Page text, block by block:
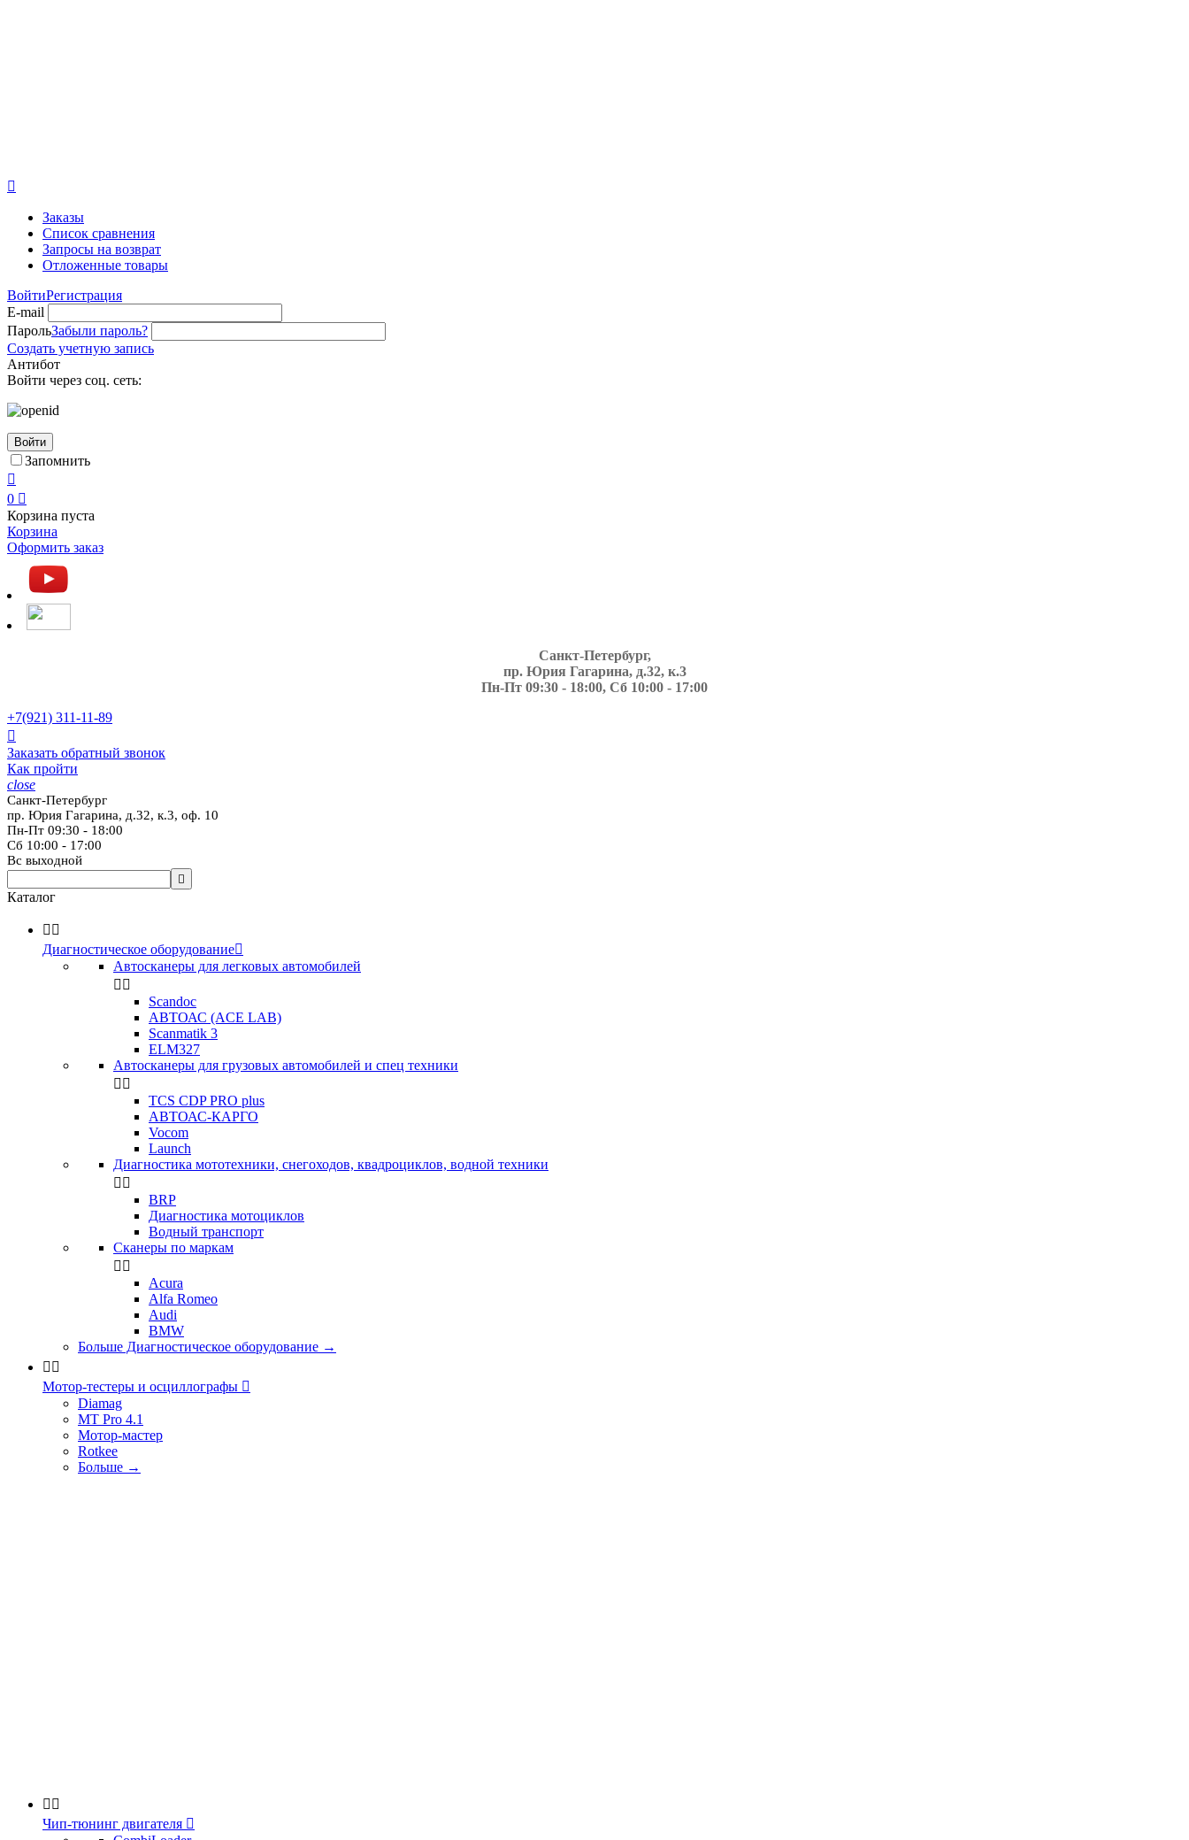

Заказы
Список сравнения
Запросы на возврат
Отложенные товары
ВойтиРегистрация
E-mail
ПарольЗабыли пароль?
Создать учетную запись
Антибот
Войти через соц. сеть:
Войти
Запомнить

0 
Корзина пуста
Корзина
Оформить заказ
Санкт-Петербург,
пр. Юрия Гагарина, д.32, к.3
Пн-Пт 09:30 - 18:00, Сб 10:00 - 17:00
+7(921) 311-11-89

Заказать обратный звонок
Как пройти
close
Санкт-Петербург
пр. Юрия Гагарина, д.32, к.3, оф. 10
Пн-Пт 09:30 - 18:00
Сб 10:00 - 17:00
Вс выходной

Каталог
 
Диагностическое оборудование
Автосканеры для легковых автомобилей
 
Scandoc
АВТОАС (ACE LAB)
Scanmatik 3
ELM327
Автосканеры для грузовых автомобилей и спец техники
 
TCS CDP PRO plus
АВТОАС-КАРГО
Vocom
Launch
Диагностика мототехники, снегоходов, квадроциклов, водной техники
 
BRP
Диагностика мотоциклов
Водный транспорт
Сканеры по маркам
 
Acura
Alfa Romeo
Audi
BMW
Больше Диагностическое оборудование →
 
Мотор-тестеры и осциллографы 
Diamag
MT Pro 4.1
Мотор-мастер
Rotkee
Больше →
 
Чип-тюнинг двигателя 